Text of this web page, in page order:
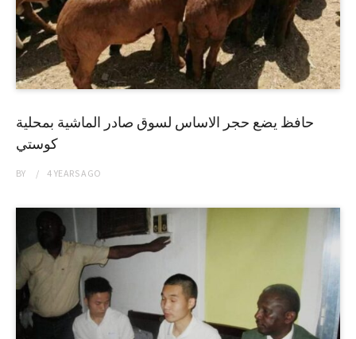
حافظ يضع حجر الاساس لسوق صادر الماشية بمحلية
كوستي
BY 4 YEARSAGO